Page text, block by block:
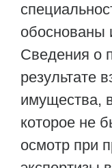
обоснованы
Сведения о
результате
имущества,
которое не
осмотр при